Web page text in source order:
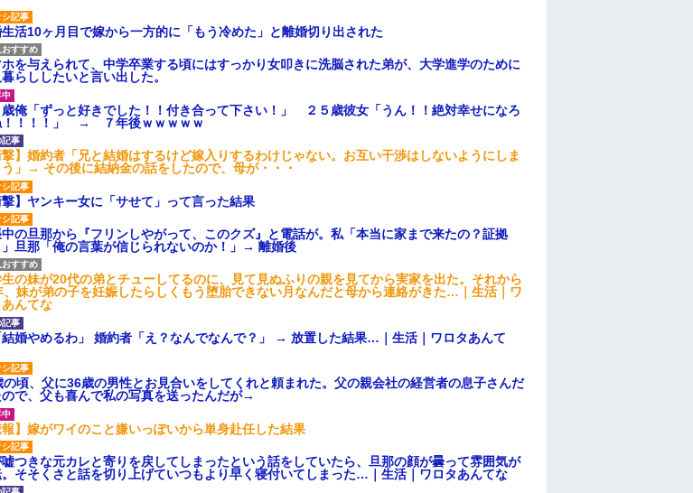
活10ヶ月目で嫁から一方的に「もう冷めた」と離婚切り出された
ホを与えられて、中学卒業する頃にはすっかり女叩きに洗脳された弟が、大学進学のために
らししたいと言い出した。
歳俺「ずっと好きでした！！付き合って下さい！」 ２５歳彼女「うん！！絶対幸せになろ
！！！！」 → ７年後ｗｗｗｗｗ
撃】婚約者「兄と結婚はするけど嫁入りするわけじゃない。お互い干渉はしないようにしま
う」→ その後に結納金の話をしたので、母が・・・
撃】ヤンキー女に「サせて」って言った結果
中の旦那から『フリンしやがって、このクズ』と電話が。私「本当に家まで来たの？証拠
」旦那「俺の言葉が信じられないのか！」→ 離婚後
の妹が20代の弟とチューしてるのに、見て見ぬふりの親を見てから実家を出た。それから
、妹が弟の子を妊娠したらしくもう堕胎できない月なんだと母から連絡がきた…｜生活｜ワ
あんてな
婚やめるわ」 婚約者「え？なんでなんで？」 → 放置した結果…｜生活｜ワロタあんて
の頃、父に36歳の男性とお見合いをしてくれと頼まれた。父の親会社の経営者の息子さんだ
ので、父も喜んで私の写真を送ったんだが→
報】嫁がワイのこと嫌いっぽいから単身赴任した結果
つきな元カレと寄りを戻してしまったという話をしていたら、旦那の顔が曇って雰囲気が
そそくさと話を切り上げていつもより早く寝付いてしまった…｜生活｜ワロタあんてな